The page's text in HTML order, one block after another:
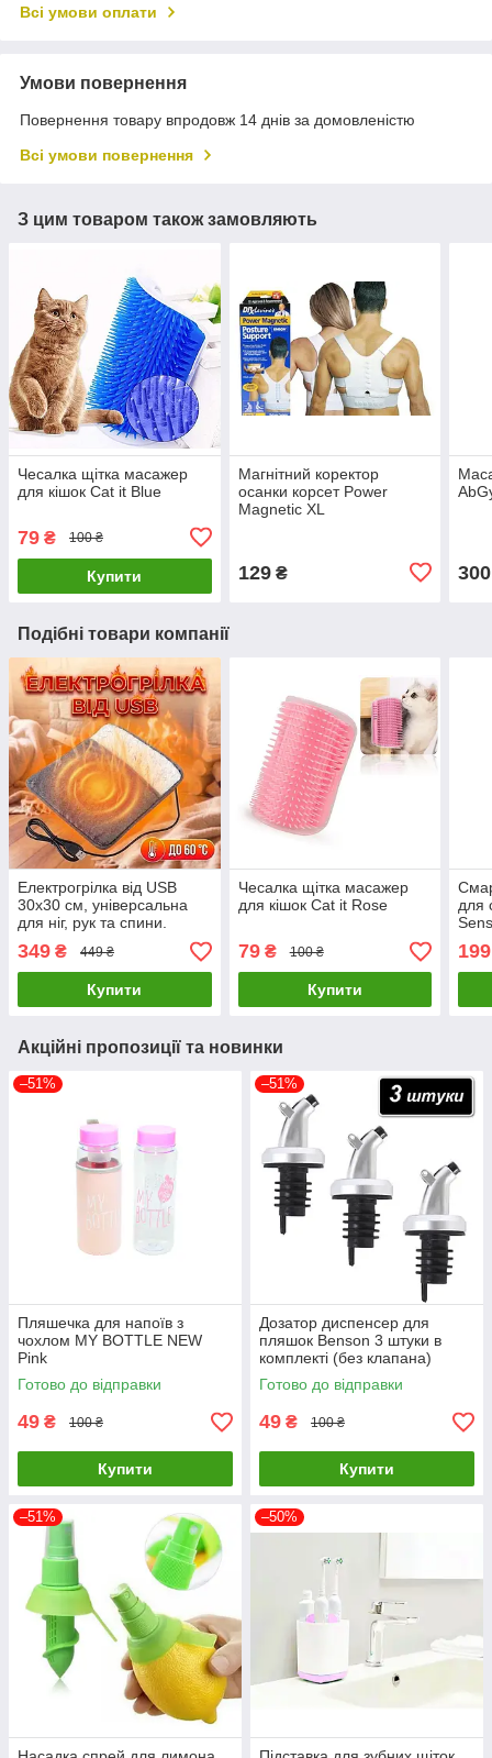
Всі умови оплати
Умови повернення
Повернення товару впродовж 14 днів за домовленістю
Всі умови повернення
З цим товаром також замовляють
Чесалка щітка масажер
для кішок Cat it Blue
79 ₴ 100 ₴
Купити
Магнітний коректор
осанки корсет Power
Magnetic XL
129₴ 300
Подібні товари компанії
Електрогрілка від USB
30x30 см, універсальна
для ніг, рук та спини.
Портативний килимок з
підігрівом Portable Heater
Pad Warmer
349 ₴ 449 ₴
Купити
Чесалка щітка масажер
для кішок Cat it Rose
79₴ 100 ₴
Купити
для
199
Акційні пропозиції та новинки
–51%
Пляшечка для напоїв з
чохлом MY BOTTLE NEW
Pink
Готово до відправки
49 ₴ 100 ₴
Купити
–51%
Дозатор диспенсер для
пляшок Benson 3 штуки в
комплекті (без клапана)
Готово до відправки
49 ₴ 100 ₴
Купити
–51% –50%